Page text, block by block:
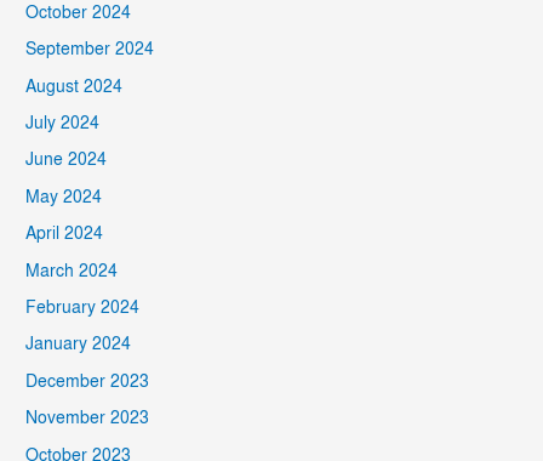
October 2024
September 2024
August 2024
July 2024
June 2024
May 2024
April 2024
March 2024
February 2024
January 2024
December 2023
November 2023
October 2023